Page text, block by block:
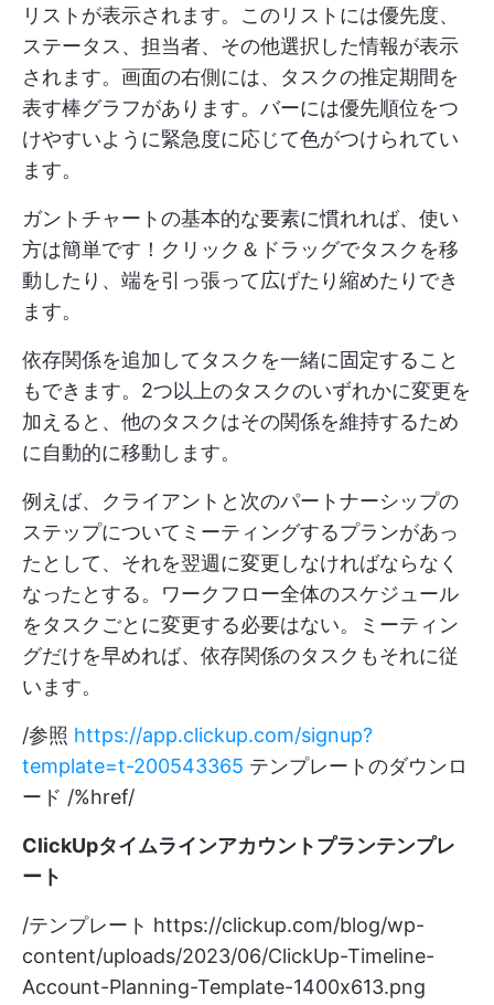
リストが表示されます。このリストには優先度、
ステータス、担当者、その他選択した情報が表示
されます。画面の右側には、タスクの推定期間を
表す棒グラフがあります。バーには優先順位をつ
けやすいように緊急度に応じて色がつけられてい
ます。
ガントチャートの基本的な要素に慣れれば、使い
方は簡単です！クリック＆ドラッグでタスクを移
動したり、端を引っ張って広げたり縮めたりでき
ます。
依存関係を追加してタスクを一緒に固定すること
もできます。2つ以上のタスクのいずれかに変更を
加えると、他のタスクはその関係を維持するため
に自動的に移動します。
例えば、クライアントと次のパートナーシップの
ステップについてミーティングするプランがあっ
たとして、それを翌週に変更しなければならなく
なったとする。ワークフロー全体のスケジュール
をタスクごとに変更する必要はない。ミーティン
グだけを早めれば、依存関係のタスクもそれに従
います。
/参照 https://app.clickup.com/signup?
template=t-200543365 テンプレートのダウンロ
ード /%href/
ClickUpタイムラインアカウントプランテンプレ
ート
/テンプレート https://clickup.com/blog/wp-
content/uploads/2023/06/ClickUp-Timeline-
Account-Planning-Template-1400x613.png